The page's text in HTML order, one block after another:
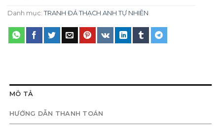
Danh mục: TRANH ĐÁ THẠCH ANH TỰ NHIÊN
MÔ TẢ
HƯỚNG DẪN THANH TOÁN